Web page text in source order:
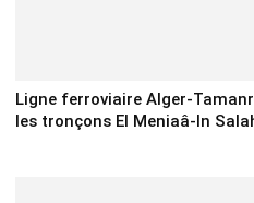
Ligne ferroviaire Alger-
les tronçons El Meniaâ-In